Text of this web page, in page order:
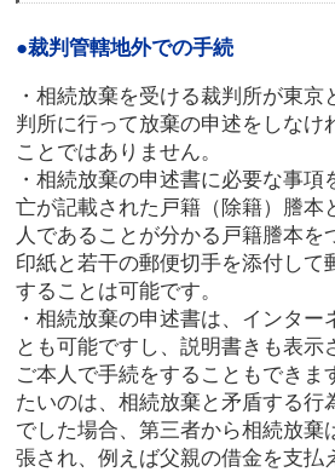
●裁判管轄地外での手続
・相続放棄を受ける裁判所が東
判所に行って放棄の申述をしなけ
ことではありません。
・相続放棄の申述書に必要な事
亡が記載された戸籍（除籍）謄本
人であることが分かる戸籍謄本を
印紙と若干の郵便切手を添付して
することは可能です。
・相続放棄の申述書は、インター
とも可能ですし、説明書きも表示
ご本人で手続をすることもできま
たいのは、相続放棄と矛盾する行
でした場合、第三者から相続放棄
張され、例えば父親の借金を支払